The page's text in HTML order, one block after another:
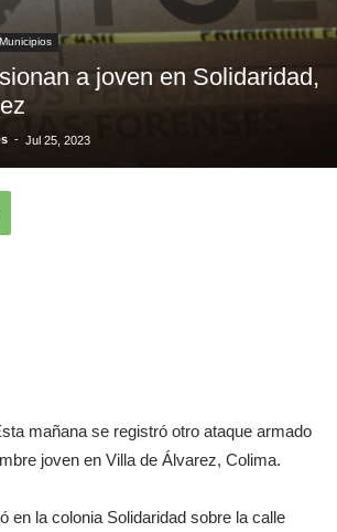
Municipios
a joven en Solidaridad,
- Jul 25, 2023
mañana se registró otro ataque armado
joven en Villa de Álvarez, Colima.
en la colonia Solidaridad sobre la calle